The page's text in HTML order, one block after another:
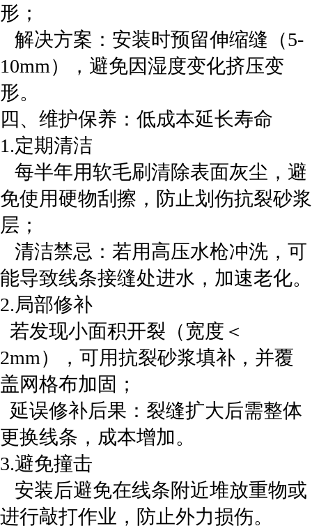
形；
‌ 解决方案‌：安装时预留伸缩缝（5-
10mm），避免因湿度变化挤压变
形。
‌四、维护保养：低成本延长寿命‌
1.‌定期清洁‌
每半年用软毛刷清除表面灰尘，避
免使用硬物刮擦，防止划伤抗裂砂浆
层；
‌ 清洁禁忌‌：若用高压水枪冲洗，可
能导致线条接缝处进水，加速老化。
‌2.局部修补‌
若发现小面积开裂（宽度＜
2mm），可用抗裂砂浆填补，并覆
盖网格布加固；
‌ 延误修补后果‌：裂缝扩大后需整体
更换线条，成本增加。
‌3.避免撞击‌
安装后避免在线条附近堆放重物或
进行敲打作业，防止外力损伤。